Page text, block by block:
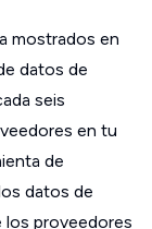
mostrados en
datos de
seis
en tu
de
datos de
los proveedores